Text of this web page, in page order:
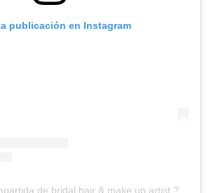
publicación en Instagram